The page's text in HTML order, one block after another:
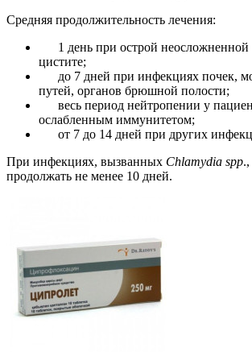
Средняя продолжительность лечения:
1 день при острой неосложненной
цистите;
до 7 дней при инфекциях почек,
путей, органов брюшной полости;
весь период нейтропении у
ослабленным иммунитетом;
от 7 до 14 дней при других
При инфекциях, вызванных Chlamydia spp
продолжать не менее 10 дней.